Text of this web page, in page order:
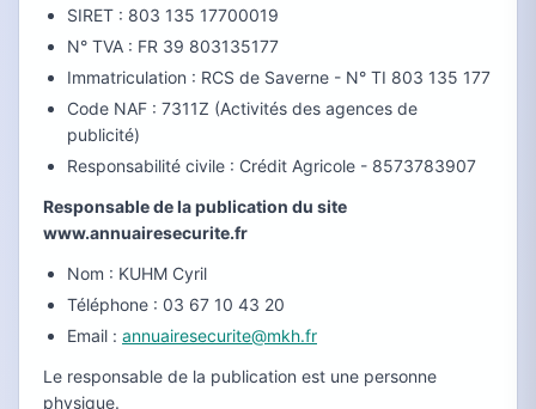
SIRET : 803 135 17700019
N° TVA : FR 39 803135177
Immatriculation : RCS de Saverne - N° TI 803 135 177
Code NAF : 7311Z (Activités des agences de
publicité)
Responsabilité civile : Crédit Agricole - 8573783907
Responsable de la publication du site
www.annuairesecurite.fr
Nom : KUHM Cyril
Téléphone : 03 67 10 43 20
Email : annuairesecurite@mkh.fr
Le responsable de la publication est une personne
physique.